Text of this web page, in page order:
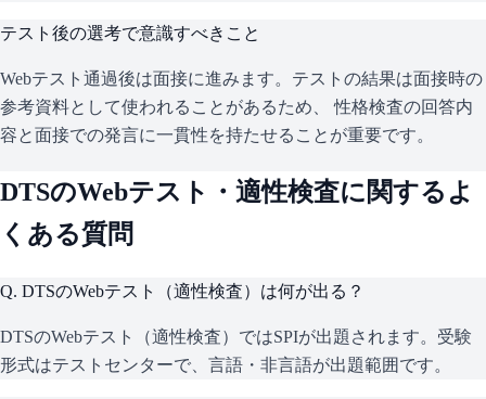
テスト後の選考で意識すべきこと
Webテスト通過後は面接に進みます。テストの結果は面接時の
参考資料として使われることがあるため、 性格検査の回答内
容と面接での発言に一貫性を持たせることが重要です。
DTSのWebテスト・適性検査に関するよ
くある質問
Q. DTSのWebテスト（適性検査）は何が出る？
DTSのWebテスト（適性検査）ではSPIが出題されます。受験
形式はテストセンターで、言語・非言語が出題範囲です。